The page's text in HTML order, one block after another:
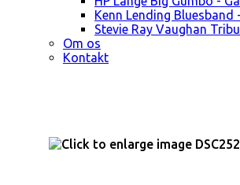
Kenn Lending Bluesband
Stevie Ray Vaughan
Om os
Kontakt